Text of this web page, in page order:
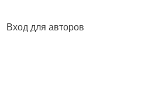
Вход для авторов